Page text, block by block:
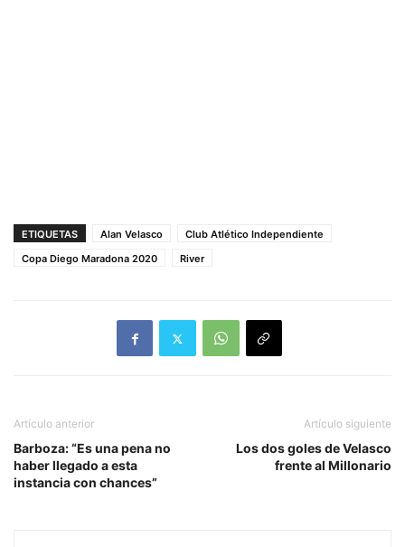
ETIQUETAS Alan Velasco
Club Atlético Independiente
Copa Diego Maradona 2020
River
Artículo anterior
Barboza: “Es una pena no
haber llegado a esta
instancia con chances”
Artículo siguiente
Los dos goles de Velasco
frente al Millonario